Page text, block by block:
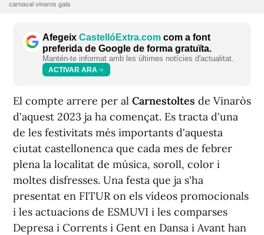
carnaval vinaros gala
Afegeix CastellóExtra.com com a font
preferida de Google de forma gratuïta.
Mantén-te informat amb les últimes notícies d'actualitat.
ACTIVAR ARA
El compte arrere per al Carnestoltes de Vinaròs
d'aquest 2023 ja ha començat. Es tracta d'una
de les festivitats més importants d'aquesta
ciutat castellonenca que cada mes de febrer
plena la localitat de música, soroll, color i
moltes disfresses. Una festa que ja s'ha
presentat en FITUR on els vídeos promocionals
i les actuacions de ESMUVI i les comparses
Depresa i Corrents i Gent en Dansa i Avant han